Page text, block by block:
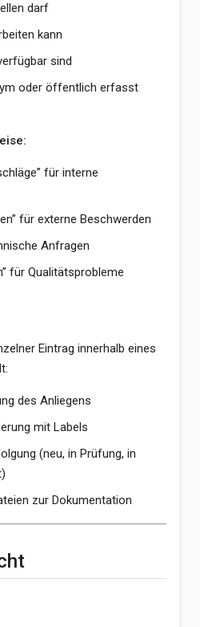
darf
kann
sind
oder öffentlich erfasst
für interne
für externe Beschwerden
Anfragen
für Qualitätsprobleme
Eintrag innerhalb eines
des Anliegens
mit Labels
(neu, in Prüfung, in
zur Dokumentation